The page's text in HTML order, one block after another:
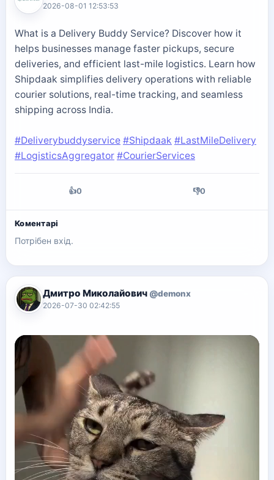
2026-08-01 12:53:53
What is a Delivery Buddy Service? Discover how it
helps businesses manage faster pickups, secure
deliveries, and efficient last-mile logistics. Learn how
Shipdaak simplifies delivery operations with reliable
courier solutions, real-time tracking, and seamless
shipping across India.
#Deliverybuddyservice #Shipdaak #LastMileDelivery
#LogisticsAggregator #CourierServices
👍0 👎0
Коментарі
Потрібен вхід.
Дмитро Миколайович @demonx
2026-07-30 02:42:55